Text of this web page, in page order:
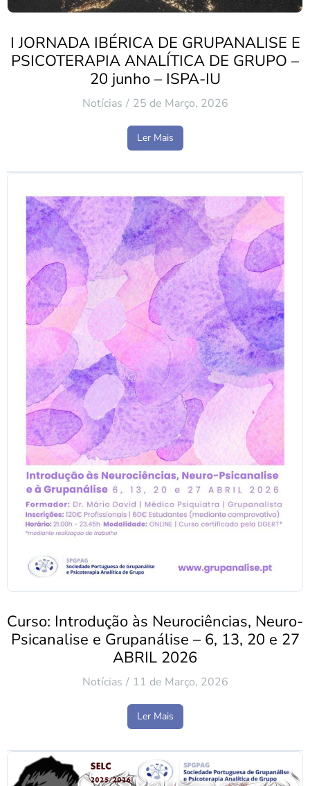
I JORNADA IBÉRICA DE GRUPANALISE E
PSICOTERAPIA ANALÍTICA DE GRUPO –
20 junho – ISPA-IU
Notícias 25 de Março, 2026
Ler Mais
Curso: Introdução às Neurociências, Neuro-
Psicanalise e Grupanálise – 6, 13, 20 e 27
ABRIL 2026
Notícias 11 de Março, 2026
Ler Mais